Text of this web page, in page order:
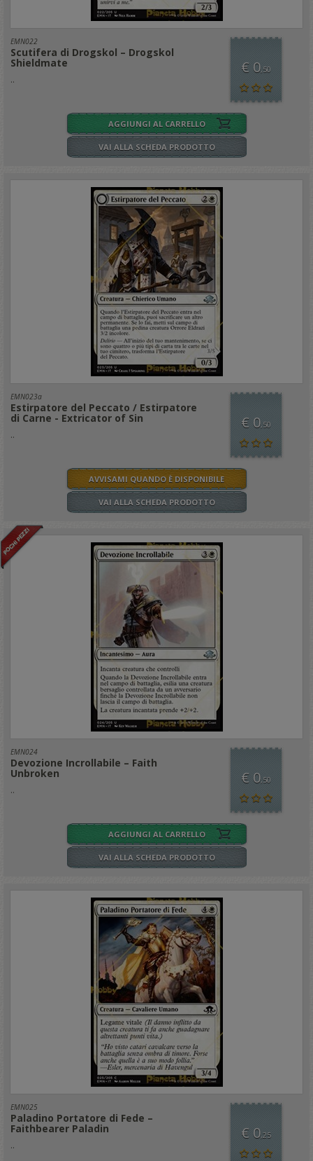
EMN022
Scutifera di Drogskol – Drogskol
Shieldmate
..
€ 0,50
AGGIUNGI AL CARRELLO
VAI ALLA SCHEDA PRODOTTO
EMN023a
Estirpatore del Peccato / Estirpatore
di Carne - Extricator of Sin
..
€ 0,50
AVVISAMI QUANDO È DISPONIBILE
VAI ALLA SCHEDA PRODOTTO
EMN024
Devozione Incrollabile – Faith
Unbroken
..
€ 0,50
AGGIUNGI AL CARRELLO
VAI ALLA SCHEDA PRODOTTO
EMN025
Paladino Portatore di Fede –
Faithbearer Paladin
..
€ 0,25